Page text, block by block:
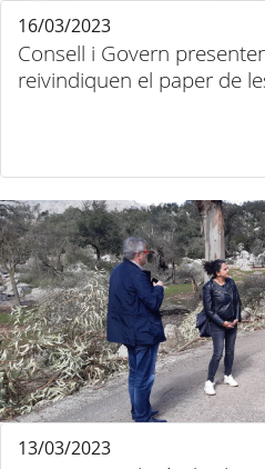
Consell i Govern
reivindiquen el paper de
16/03/2023
13/03/2023